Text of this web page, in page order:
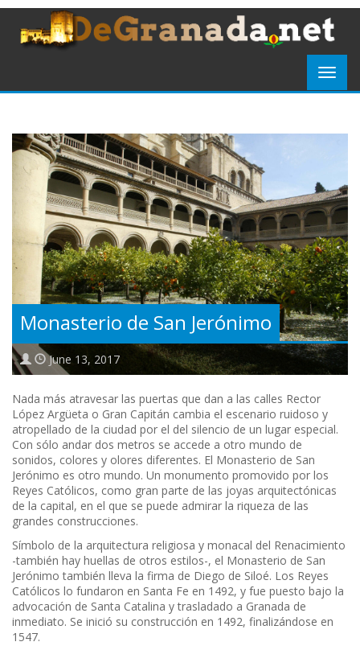
Monasterio de San Jerónimo
June 13, 2017
Nada más atravesar las puertas que dan a las calles Rector
López Argüeta o Gran Capitán cambia el escenario ruidoso y
atropellado de la ciudad por el del silencio de un lugar especial.
Con sólo andar dos metros se accede a otro mundo de
sonidos, colores y olores diferentes. El Monasterio de San
Jerónimo es otro mundo. Un monumento promovido por los
Reyes Católicos, como gran parte de las joyas arquitectónicas
de la capital, en el que se puede admirar la riqueza de las
grandes construcciones.
Símbolo de la arquitectura religiosa y monacal del Renacimiento
-también hay huellas de otros estilos-, el Monasterio de San
Jerónimo también lleva la firma de Diego de Siloé. Los Reyes
Católicos lo fundaron en Santa Fe en 1492, y fue puesto bajo la
advocación de Santa Catalina y trasladado a Granada de
inmediato. Se inició su construcción en 1492, finalizándose en
1547.